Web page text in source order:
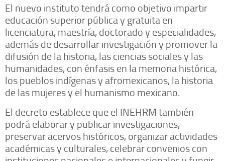
El nuevo instituto tendrá como objetivo impartir
educación superior pública y gratuita en
licenciatura, maestría, doctorado y especialidades,
además de desarrollar investigación y promover la
difusión de la historia, las ciencias sociales y las
humanidades, con énfasis en la memoria histórica,
los pueblos indígenas y afromexicanos, la historia
de las mujeres y el humanismo mexicano.
El decreto establece que el INEHRM también
podrá elaborar y publicar investigaciones,
preservar acervos históricos, organizar actividades
académicas y culturales, celebrar convenios con